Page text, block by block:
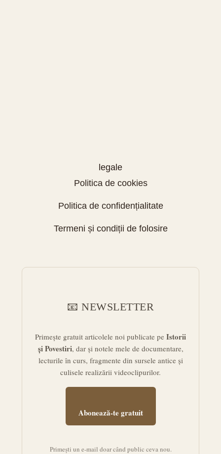
legale
Politica de cookies
Politica de confidențialitate
Termeni și condiții de folosire
📧 NEWSLETTER
Primește gratuit articolele noi publicate pe Istorii
și Povestiri, dar și notele mele de documentare,
lecturile în curs, fragmente din sursele antice și
culisele realizării videoclipurilor.
Abonează-te gratuit
Primești un e-mail doar când public ceva nou.